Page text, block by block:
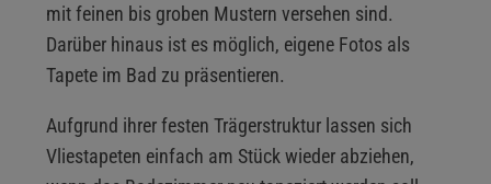
mit feinen bis groben Mustern versehen sind.
Darüber hinaus ist es möglich, eigene Fotos als
Tapete im Bad zu präsentieren.
Aufgrund ihrer festen Trägerstruktur lassen sich
Vliestapeten einfach am Stück wieder abziehen,